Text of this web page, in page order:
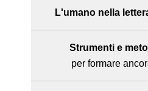
L'umanonella
Strumenti e
per formare